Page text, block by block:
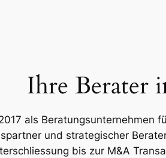
Ihre Berater
als Beratungsunternehmen
und strategischer
bis zur M&A